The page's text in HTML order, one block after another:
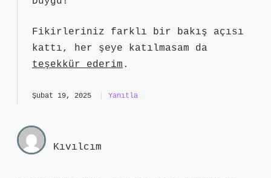
Fikirleriniz farklı bir bakış açısı
kattı, her şeye katılmasam da
teşekkür ederim .
Şubat 19, 2025 Yanıtla
Kıvılcım